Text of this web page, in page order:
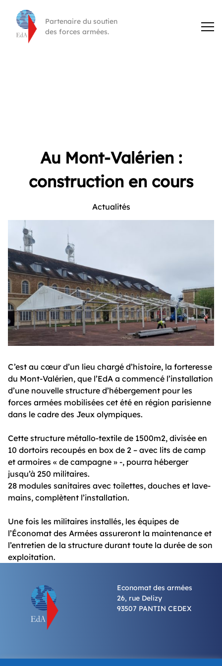
Partenaire du soutien
des forces armées.
Au Mont-Valérien :
construction en cours
Actualités
C’est au cœur d’un lieu chargé d’histoire, la forteresse
du Mont-Valérien, que l’EdA a commencé l’installation
d’une nouvelle structure d’hébergement pour les
forces armées mobilisées cet été en région parisienne
dans le cadre des Jeux olympiques.
Cette structure métallo-textile de 1500m2, divisée en
10 dortoirs recoupés en box de 2 – avec lits de camp
et armoires « de campagne » -, pourra héberger
jusqu’à 250 militaires.
28 modules sanitaires avec toilettes, douches et lave-
mains, complètent l’installation.
Une fois les militaires installés, les équipes de
l’Économat des Armées assureront la maintenance et
l’entretien de la structure durant toute la durée de son
exploitation.
Economat des armées
26, rue Delizy
93507 PANTIN CEDEX